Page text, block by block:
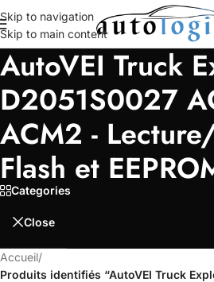
Skip to navigation
Skip to main content
AutoVEI Truck
D2051S0027
ACM2 -
Flash et
Categories
Close
Accueil/
Produits identifiés “AutoVEI Truck